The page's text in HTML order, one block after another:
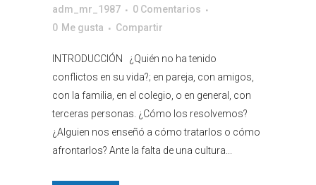
adm_mr_1987
0 Comentarios
0 Me gusta Compartir
INTRODUCCIÓN ¿Quién no ha tenido
conflictos en su vida?; en pareja, con amigos,
con la familia, en el colegio, o en general, con
terceras personas. ¿Cómo los resolvemos?
¿Alguien nos enseñó a cómo tratarlos o cómo
afrontarlos? Ante la falta de una cultura...